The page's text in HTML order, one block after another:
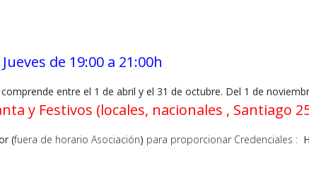
de 19:00 a 21:00h
el 1 de abril y el 31 de octubre. Del 1 de noviembre
(locales, nacionales , Santiago 25/
(fuera de horario Asociación) para proporcionar Credenciales :